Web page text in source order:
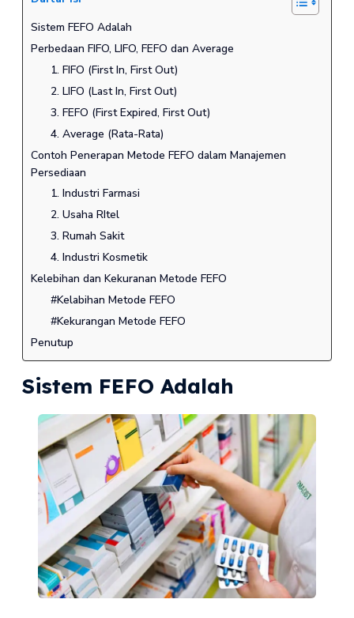
Sistem FEFO Adalah
Perbedaan FIFO, LIFO, FEFO dan Average
1. FIFO (First In, First Out)
2. LIFO (Last In, First Out)
3. FEFO (First Expired, First Out)
4. Average (Rata-Rata)
Contoh Penerapan Metode FEFO dalam Manajemen
Persediaan
1. Industri Farmasi
2. Usaha RItel
3. Rumah Sakit
4. Industri Kosmetik
Kelebihan dan Kekuranan Metode FEFO
#Kelabihan Metode FEFO
#Kekurangan Metode FEFO
Penutup
Sistem FEFO Adalah